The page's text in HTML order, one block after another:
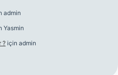
admin
Yasmin
? için admin